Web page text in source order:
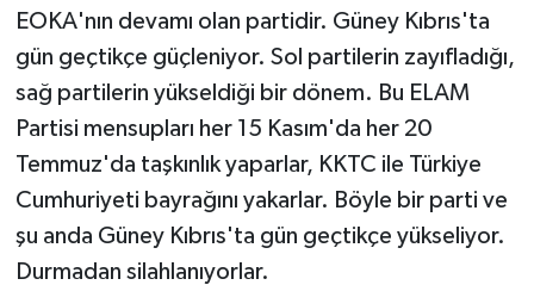
EOKA'nın devamı olan partidir. Güney Kıbrıs'ta
gün geçtikçe güçleniyor. Sol partilerin zayıfladığı,
sağ partilerin yükseldiği bir dönem. Bu ELAM
Partisi mensupları her 15 Kasım'da her 20
Temmuz'da taşkınlık yaparlar, KKTC ile Türkiye
Cumhuriyeti bayrağını yakarlar. Böyle bir parti ve
şu anda Güney Kıbrıs'ta gün geçtikçe yükseliyor.
Durmadan silahlanıyorlar.